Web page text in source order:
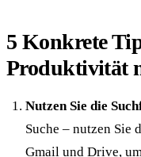
5 Konkrete
Produktivität
Nutzen Sie die
Suche – nutzen Sie
Gmail und Drive,